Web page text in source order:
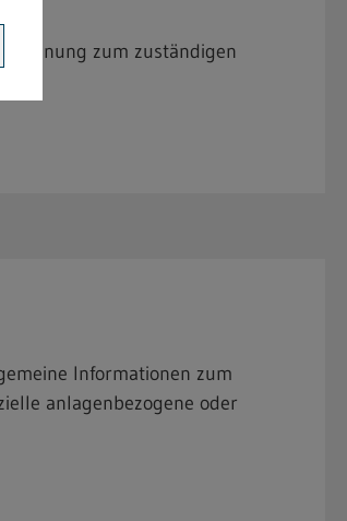
zum zuständigen
Informationen zum
anlagenbezogene oder